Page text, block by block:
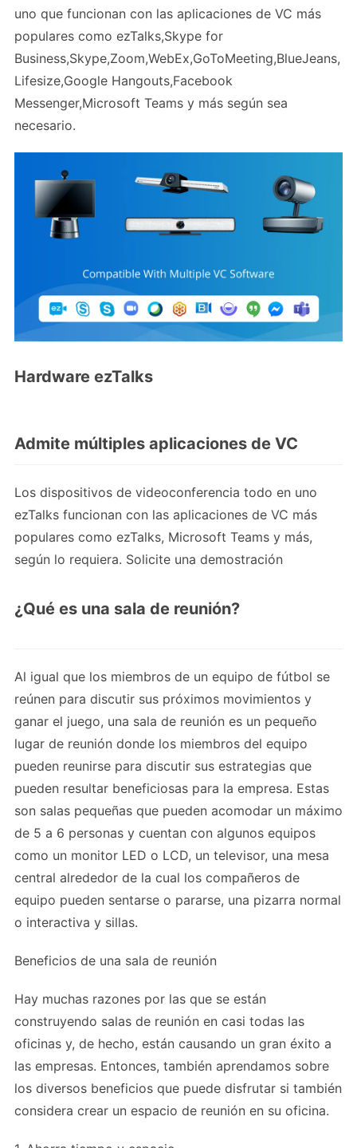
uno que funcionan con las aplicaciones de VC más
populares como ezTalks,Skype for
Business,Skype,Zoom,WebEx,GoToMeeting,BlueJeans,
Lifesize,Google Hangouts,Facebook
Messenger,Microsoft Teams y más según sea
necesario.
Hardware ezTalks
Admite múltiples aplicaciones de VC
Los dispositivos de videoconferencia todo en uno
ezTalks funcionan con las aplicaciones de VC más
populares como ezTalks, Microsoft Teams y más,
según lo requiera. Solicite una demostración
¿Qué es una sala de reunión?
Al igual que los miembros de un equipo de fútbol se
reúnen para discutir sus próximos movimientos y
ganar el juego, una sala de reunión es un pequeño
lugar de reunión donde los miembros del equipo
pueden reunirse para discutir sus estrategias que
pueden resultar beneficiosas para la empresa. Estas
son salas pequeñas que pueden acomodar un máximo
de 5 a 6 personas y cuentan con algunos equipos
como un monitor LED o LCD, un televisor, una mesa
central alrededor de la cual los compañeros de
equipo pueden sentarse o pararse, una pizarra normal
o interactiva y sillas.
Beneficios de una sala de reunión
Hay muchas razones por las que se están
construyendo salas de reunión en casi todas las
oficinas y, de hecho, están causando un gran éxito a
las empresas. Entonces, también aprendamos sobre
los diversos beneficios que puede disfrutar si también
considera crear un espacio de reunión en su oficina.